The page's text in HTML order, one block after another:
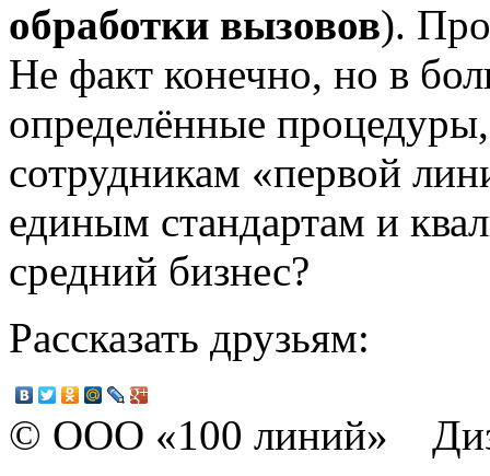
обработки вызовов). Про
Не факт конечно, но в
определённые
сотрудникам «первой
единым стандартам и
средний бизнес?
Рассказать друзьям:
© ООО «100 линий»